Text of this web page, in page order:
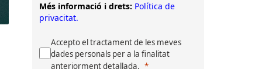
Més informació i drets: Política de
privacitat.
Accepto el tractament de les meves
dades personals per a la finalitat
anteriorment detallada.